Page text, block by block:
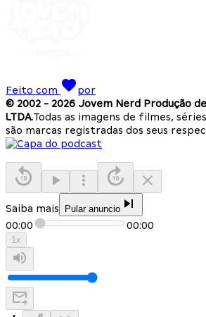
Feito com
por
© 2002 - 2026 Jovem Nerd Produção
LTDA.Todas as imagens de filmes,
são marcas registradas dos seus
Saiba mais Pular anuncio
00:00 00:00
1x